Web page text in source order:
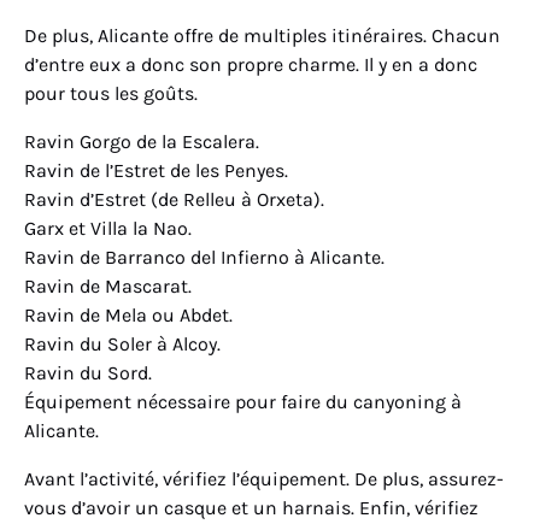
De plus, Alicante offre de multiples itinéraires. Chacun
d’entre eux a donc son propre charme. Il y en a donc
pour tous les goûts.
Ravin Gorgo de la Escalera.
Ravin de l’Estret de les Penyes.
Ravin d’Estret (de Relleu à Orxeta).
Garx et Villa la Nao.
Ravin de Barranco del Infierno à Alicante.
Ravin de Mascarat.
Ravin de Mela ou Abdet.
Ravin du Soler à Alcoy.
Ravin du Sord.
Équipement nécessaire pour faire du canyoning à
Alicante.
Avant l’activité, vérifiez l’équipement. De plus, assurez-
vous d’avoir un casque et un harnais. Enfin, vérifiez